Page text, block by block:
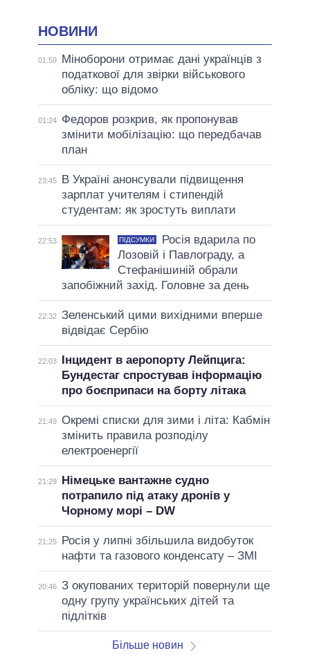
НОВИНИ
01:59
Міноборони отримає дані українців з
податкової для звірки військового
обліку: що відомо
01:24
Федоров розкрив, як пропонував
змінити мобілізацію: що передбачав
план
23:45
В Україні анонсували підвищення
зарплат учителям і стипендій
студентам: як зростуть виплати
22:53 ПІДСУМКИ
Росія вдарила по
Лозовій і Павлограду, а
Стефанішиній обрали
запобіжний захід. Головне за день
22:32 Зеленський цими вихідними вперше
відвідає Сербію
22:03
Інцидент в аеропорту Лейпцига:
Бундестаг спростував інформацію
про боєприпаси на борту літака
21:49 Окремі списки для зими і літа: Кабмін
змінить правила розподілу
електроенергії
21:29
Німецьке вантажне судно
потрапило під атаку дронів у
Чорному морі – DW
21:25
Росія у липні збільшила видобуток
нафти та газового конденсату – ЗМІ
20:46 З окупованих територій повернули ще
одну групу українських дітей та
підлітків
Більше новин